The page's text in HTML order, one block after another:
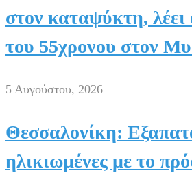
στον καταψύκτη, λέει
του 55χρονου στον
5 Αυγούστου, 2026
Θεσσαλονίκη:
ηλικιωμένες με το